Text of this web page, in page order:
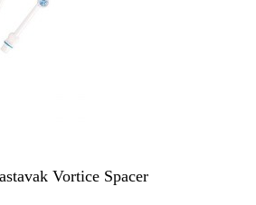
Vortice Spacer